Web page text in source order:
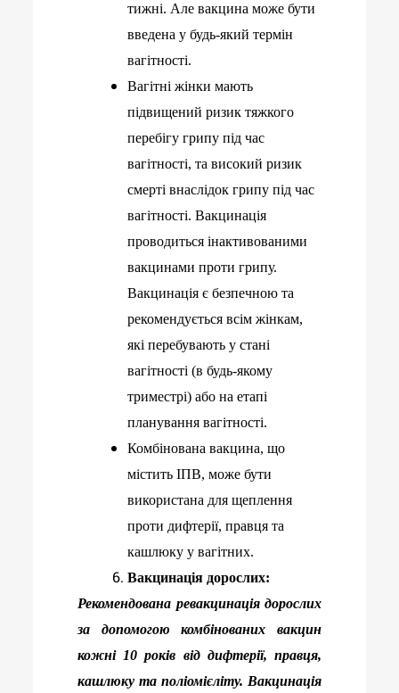
тижні. Але вакцина може бути
введена у будь-який термін
вагітності.
Вагітні жінки мають
підвищений ризик тяжкого
перебігу грипу під час
вагітності, та високий ризик
смерті внаслідок грипу під час
вагітності. Вакцинація
проводиться інактивованими
вакцинами проти грипу.
Вакцинація є безпечною та
рекомендується всім жінкам,
які перебувають у стані
вагітності (в будь-якому
триместрі) або на етапі
планування вагітності.
Комбінована вакцина, що
містить ІПВ, може бути
використана для щеплення
проти дифтерії, правця та
кашлюку у вагітних.
Вакцинація дорослих:
Рекомендована ревакцинація дорослих
за допомогою комбінованих вакцин
кожні 10 років від дифтерії, правця,
кашлюку та поліомієліту. Вакцинація